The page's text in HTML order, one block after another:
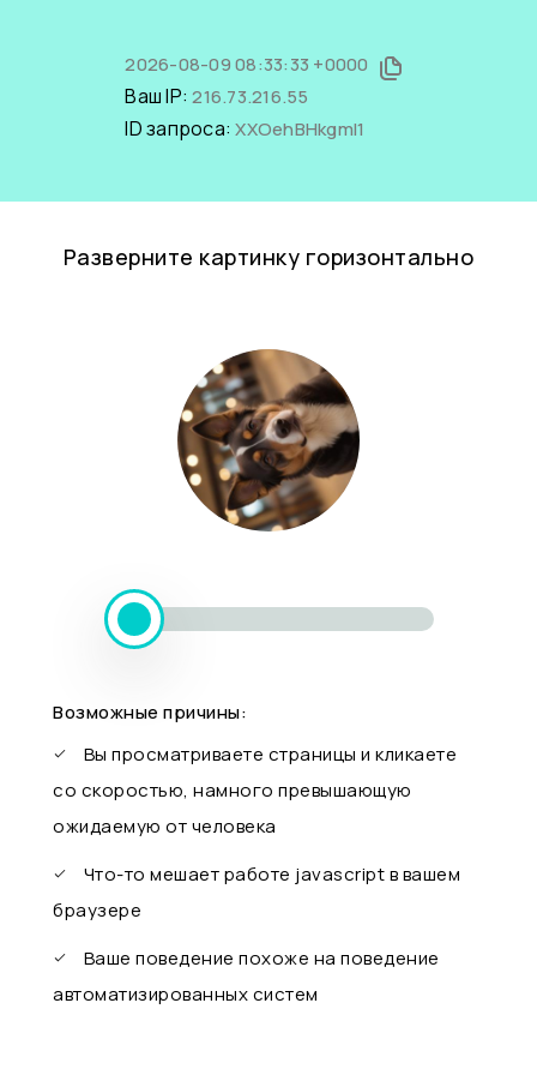
2026-08-09 08:33:33 +0000
Ваш IP:216.73.216.55
ID запроса:XXOehBHkgmI1
Разверните картинку горизонтально
Возможные причины:
Вы просматриваете страницы и кликаете
со скоростью, намного превышающую
ожидаемую от человека
Что-то мешает работе javascript в вашем
браузере
Ваше поведение похоже на поведение
автоматизированных систем